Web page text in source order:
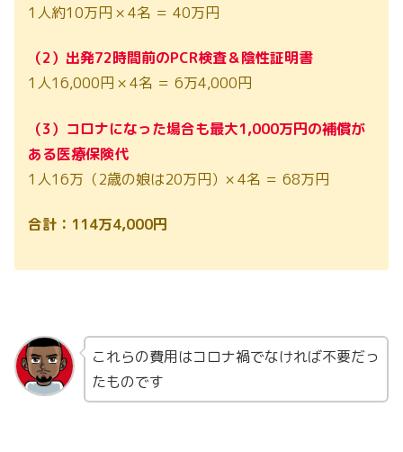
1人約10万円 × 4名 ＝ 40万円
（2）出発72時間前のPCR検査＆陰性証明書
1人16,000円 × 4名 ＝ 6万4,000円
（3）コロナになった場合も最大1,000万円の補償が
ある医療保険代
1人16万（2歳の娘は20万円）× 4名 ＝ 68万円
合計：114万4,000円
これらの費用はコロナ禍でなければ不要だっ
たものです